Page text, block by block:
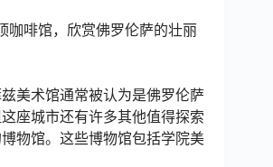
咖啡馆，欣赏佛罗伦萨的壮丽
美术馆通常被认为是佛罗伦萨
座城市还有许多其他值得探索
物馆。这些博物馆包括学院美